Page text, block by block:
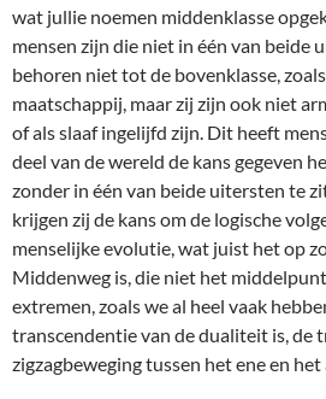
wat jullie noemen middenklasse
mensen zijn die niet in één van beide
behoren niet tot de bovenklasse,
maatschappij, maar zij zijn ook niet
of als slaaf ingelijfd zijn. Dit heeft
deel van de wereld de kans gegeven
zonder in één van beide uitersten te
krijgen zij de kans om de logische
menselijke evolutie, wat juist het op
Middenweg is, die niet het
extremen, zoals we al heel vaak
transcendentie van de dualiteit is, de
zigzagbeweging tussen het ene en